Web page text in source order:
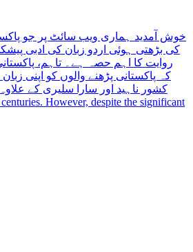
خوش آمدید ہماری ویب سائٹ پر جو
کی بڑھتی ہوئی اردو زبان کی ادبی
روایت کا اہم حصہ ہے۔ تاہم،
کہ پاکستانی پڑھنے والوں کو اپنی
کشور ناہید اور سارا سلیری کے